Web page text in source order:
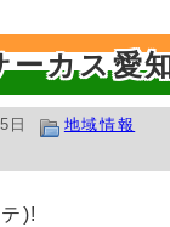
ーカス愛
日
地域情報
)!